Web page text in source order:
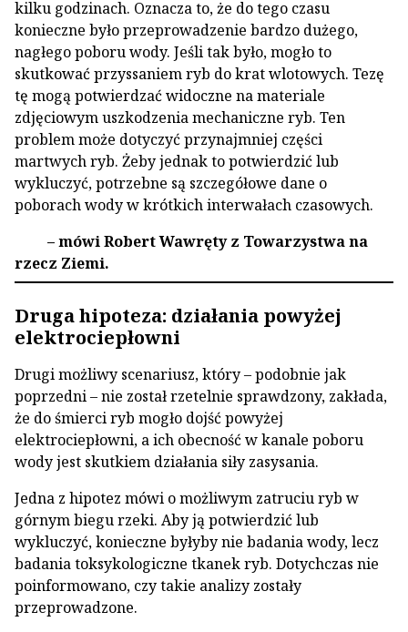
kilku godzinach. Oznacza to, że do tego czasu
konieczne było przeprowadzenie bardzo dużego,
nagłego poboru wody. Jeśli tak było, mogło to
skutkować przyssaniem ryb do krat wlotowych. Tezę
tę mogą potwierdzać widoczne na materiale
zdjęciowym uszkodzenia mechaniczne ryb. Ten
problem może dotyczyć przynajmniej części
martwych ryb. Żeby jednak to potwierdzić lub
wykluczyć, potrzebne są szczegółowe dane o
poborach wody w krótkich interwałach czasowych.
– mówi Robert Wawręty z Towarzystwa na
rzecz Ziemi.
Druga hipoteza: działania powyżej
elektrociepłowni
Drugi możliwy scenariusz, który – podobnie jak
poprzedni – nie został rzetelnie sprawdzony, zakłada,
że do śmierci ryb mogło dojść powyżej
elektrociepłowni, a ich obecność w kanale poboru
wody jest skutkiem działania siły zasysania.
Jedna z hipotez mówi o możliwym zatruciu ryb w
górnym biegu rzeki. Aby ją potwierdzić lub
wykluczyć, konieczne byłyby nie badania wody, lecz
badania toksykologiczne tkanek ryb. Dotychczas nie
poinformowano, czy takie analizy zostały
przeprowadzone.